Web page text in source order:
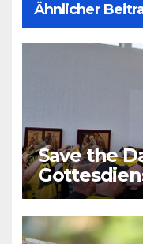
Ähnlicher
Save the
2026